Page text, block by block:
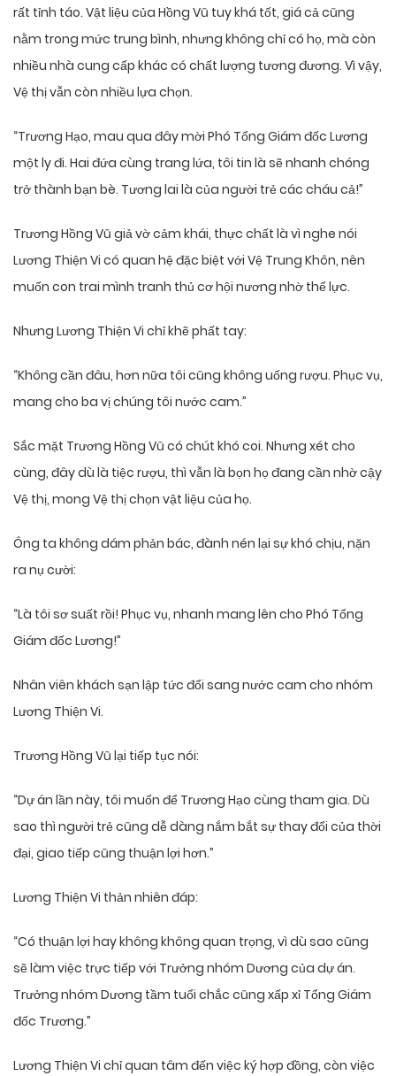
rất tỉnh táo. Vật liệu của Hồng Vũ tuy khá tốt, giá cả cũng
nằm trong mức trung bình, nhưng không chỉ có họ, mà còn
nhiều nhà cung cấp khác có chất lượng tương đương. Vì vậy,
Vệ thị vẫn còn nhiều lựa chọn.
“Trương Hạo, mau qua đây mời Phó Tổng Giám đốc Lương
một ly đi. Hai đứa cùng trang lứa, tôi tin là sẽ nhanh chóng
trở thành bạn bè. Tương lai là của người trẻ các cháu cả!”
Trương Hồng Vũ giả vờ cảm khái, thực chất là vì nghe nói
Lương Thiện Vi có quan hệ đặc biệt với Vệ Trung Khôn, nên
muốn con trai mình tranh thủ cơ hội nương nhờ thế lực.
Nhưng Lương Thiện Vi chỉ khẽ phất tay:
“Không cần đâu, hơn nữa tôi cũng không uống rượu. Phục vụ,
mang cho ba vị chúng tôi nước cam.”
Sắc mặt Trương Hồng Vũ có chút khó coi. Nhưng xét cho
cùng, đây dù là tiệc rượu, thì vẫn là bọn họ đang cần nhờ cậy
Vệ thị, mong Vệ thị chọn vật liệu của họ.
Ông ta không dám phản bác, đành nén lại sự khó chịu, nặn
ra nụ cười:
“Là tôi sơ suất rồi! Phục vụ, nhanh mang lên cho Phó Tổng
Giám đốc Lương!”
Nhân viên khách sạn lập tức đổi sang nước cam cho nhóm
Lương Thiện Vi.
Trương Hồng Vũ lại tiếp tục nói:
“Dự án lần này, tôi muốn để Trương Hạo cùng tham gia. Dù
sao thì người trẻ cũng dễ dàng nắm bắt sự thay đổi của thời
đại, giao tiếp cũng thuận lợi hơn.”
Lương Thiện Vi thản nhiên đáp:
“Có thuận lợi hay không không quan trọng, vì dù sao cũng
sẽ làm việc trực tiếp với Trưởng nhóm Dương của dự án.
Trưởng nhóm Dương tầm tuổi chắc cũng xấp xỉ Tổng Giám
đốc Trương.”
Lương Thiện Vi chỉ quan tâm đến việc ký hợp đồng, còn việc